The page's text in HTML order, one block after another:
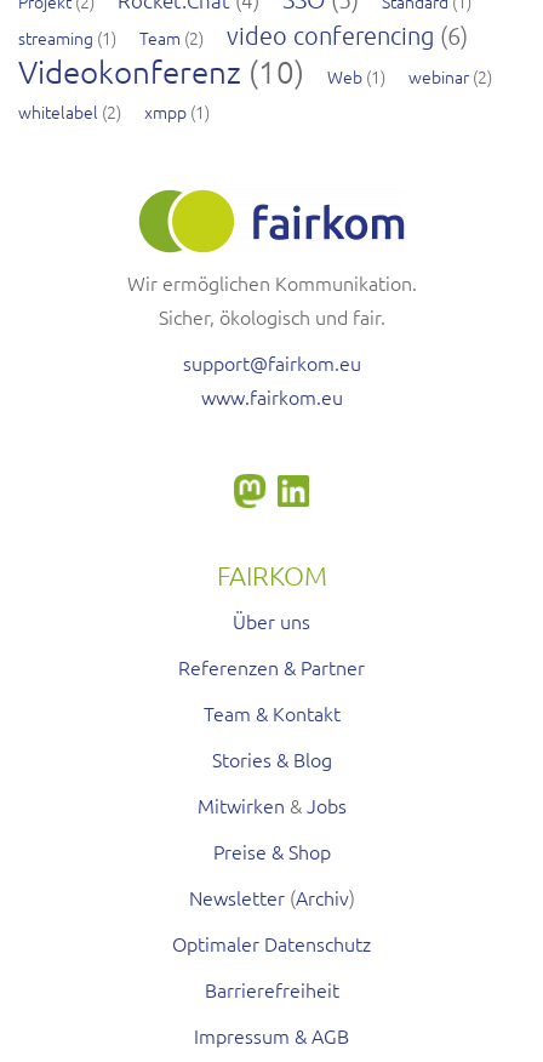
streaming (1) Team (2) video conferencing (6)
Videokonferenz (10) Web (1) webinar (2)
whitelabel (2) xmpp (1)
Wir ermöglichen Kommunikation.
Sicher, ökologisch und fair.
support@fairkom.eu
www.fairkom.eu
FAIRKOM
Über uns
Referenzen & Partner
Team & Kontakt
Stories & Blog
Mitwirken &Jobs
Preise & Shop
Newsletter(Archiv)
Optimaler Datenschutz
Barrierefreiheit
Impressum & AGB